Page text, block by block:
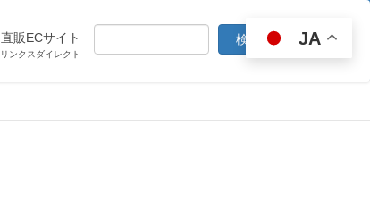
直販ECサイト
リンクスダイレクト
JA